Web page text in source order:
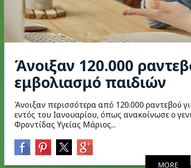
Άνοιξαν 120.000
εμβολιασμό παιδιών
Άνοιξαν περισσότερα από 120.000 ραντεβού
εντός του Ιανουαρίου, όπως ανακοίνωσε ο
Φροντίδας Υγείας Μάριος...
MORE